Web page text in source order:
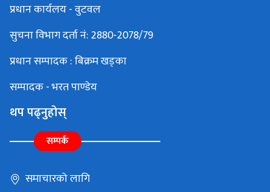
प्रधान कार्यलय - वुटवल
सुचना विभाग दर्ता नं: 2880-2078/79
प्रधान सम्पादक : बिक्रम खड्का
सम्पादक - भरत पाण्डेय
थप पढ्नुहोस्
सम्पर्क
समाचारको लागि